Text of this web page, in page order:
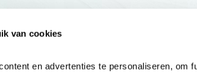
van cookies
en advertenties te personaliseren, om